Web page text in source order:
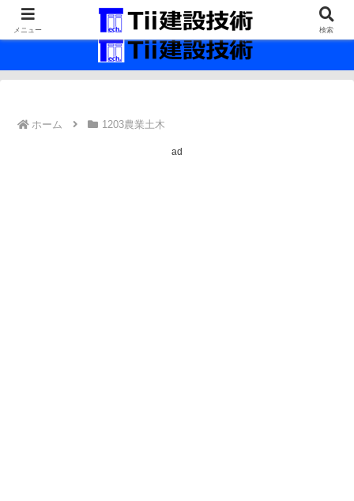
最新の建設技術の情報インフラ。
ホーム 1203農業土木
ad
メニュー 検索